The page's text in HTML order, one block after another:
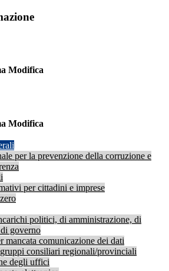
Modifica
Modifica
per la prevenzione della corruzione e
per cittadini e imprese
politici, di amministrazione, di
governo
mancata comunicazione dei dati
consiliari regionali/provinciali
degli uffici